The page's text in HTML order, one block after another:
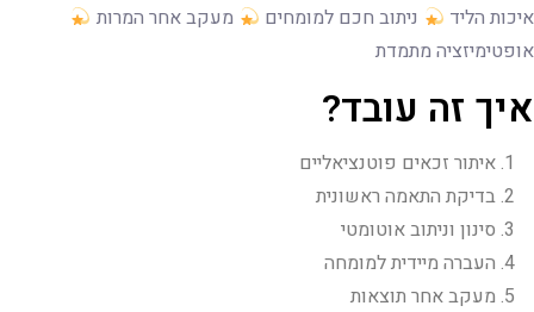
איכות הליד
ניתוב חכם למומחים
מעקב אחר המרות
אופטימיזציה מתמדת
איך זה עובד?
איתור זכאים פוטנציאליים
בדיקת התאמה ראשונית
סינון וניתוב אוטומטי
העברה מיידית למומחה
מעקב אחר תוצאות